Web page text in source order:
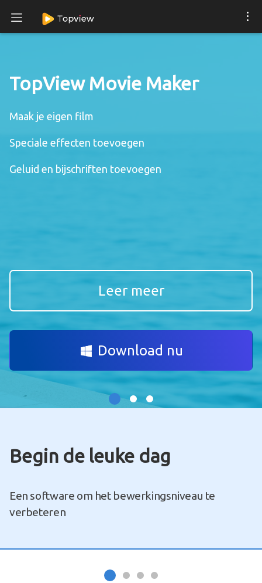
TopView Movie Maker
Maak je eigen film
Speciale effecten toevoegen
Geluid en bijschriften toevoegen
Leer meer
Download nu
Begin de leuke dag
Een software om het bewerkingsniveau te
verbeteren